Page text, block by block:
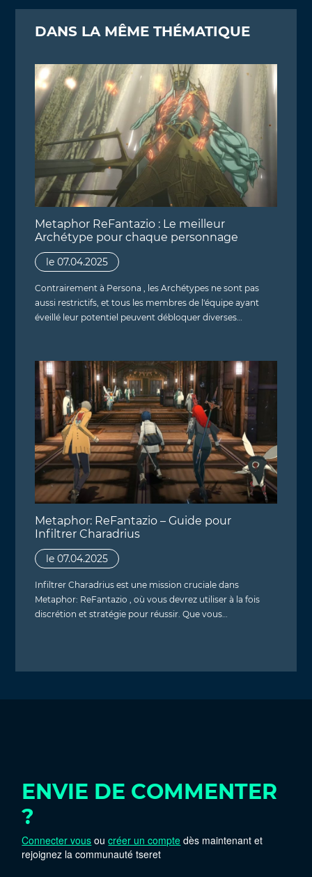
DANS LA MÊME THÉMATIQUE
Metaphor ReFantazio : Le meilleur
Archétype pour chaque personnage
le 07.04.2025
Contrairement à Persona , les Archétypes ne sont pas
aussi restrictifs, et tous les membres de l'équipe ayant
éveillé leur potentiel peuvent débloquer diverses…
Metaphor: ReFantazio – Guide pour
Infiltrer Charadrius
le 07.04.2025
Infiltrer Charadrius est une mission cruciale dans
Metaphor: ReFantazio , où vous devrez utiliser à la fois
discrétion et stratégie pour réussir. Que vous…
ENVIE DE COMMENTER
?
Connecter vous oucréer un compte dès maintenant et
rejoignez la communauté tseret